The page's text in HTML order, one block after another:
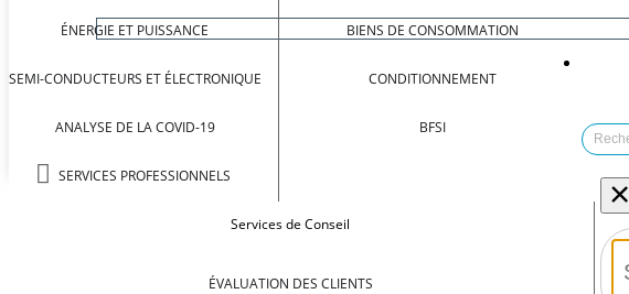
ÉNERGIE ET PUISSANCE
SEMI-CONDUCTEURS ET ÉLECTRONIQUE
ANALYSE DE LA COVID-19
SERVICES PROFESSIONNELS
BIENS DE CONSOMMATION
CONDITIONNEMENT
BFSI
Services de Conseil
ÉVALUATION DES CLIENTS
×